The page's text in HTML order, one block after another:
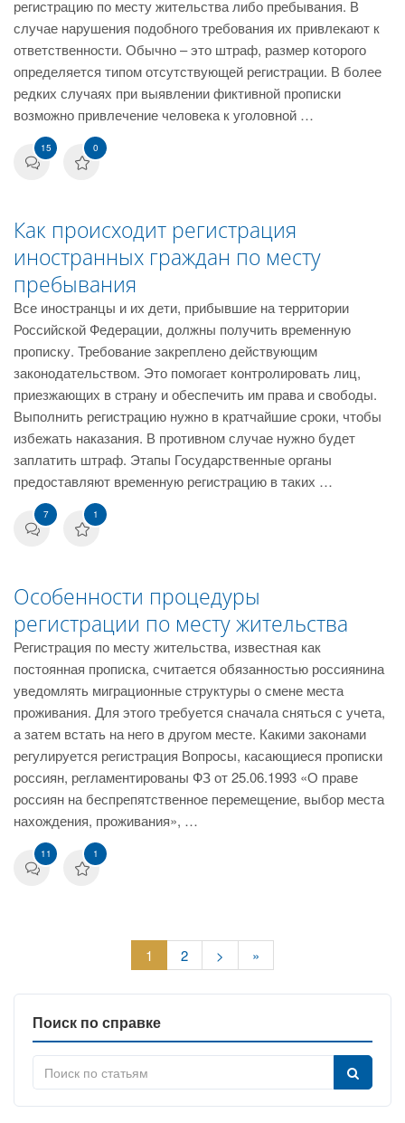
регистрацию по месту жительства либо пребывания. В
случае нарушения подобного требования их привлекают к
ответственности. Обычно – это штраф, размер которого
определяется типом отсутствующей регистрации. В более
редких случаях при выявлении фиктивной прописки
возможно привлечение человека к уголовной …
15 0
Как происходит регистрация
иностранных граждан по месту
пребывания
Все иностранцы и их дети, прибывшие на территории
Российской Федерации, должны получить временную
прописку. Требование закреплено действующим
законодательством. Это помогает контролировать лиц,
приезжающих в страну и обеспечить им права и свободы.
Выполнить регистрацию нужно в кратчайшие сроки, чтобы
избежать наказания. В противном случае нужно будет
заплатить штраф. Этапы Государственные органы
предоставляют временную регистрацию в таких …
7 1
Особенности процедуры
регистрации по месту жительства
Регистрация по месту жительства, известная как
постоянная прописка, считается обязанностью россиянина
уведомлять миграционные структуры о смене места
проживания. Для этого требуется сначала сняться с учета,
а затем встать на него в другом месте. Какими законами
регулируется регистрация Вопросы, касающиеся прописки
россиян, регламентированы ФЗ от 25.06.1993 «О праве
россиян на беспрепятственное перемещение, выбор места
нахождения, проживания», …
11 1
1 2 > »
Поиск по справке